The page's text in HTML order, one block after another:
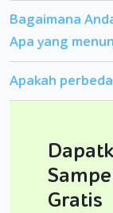
Bagaimana
Apa yang
Apakah
Gratis